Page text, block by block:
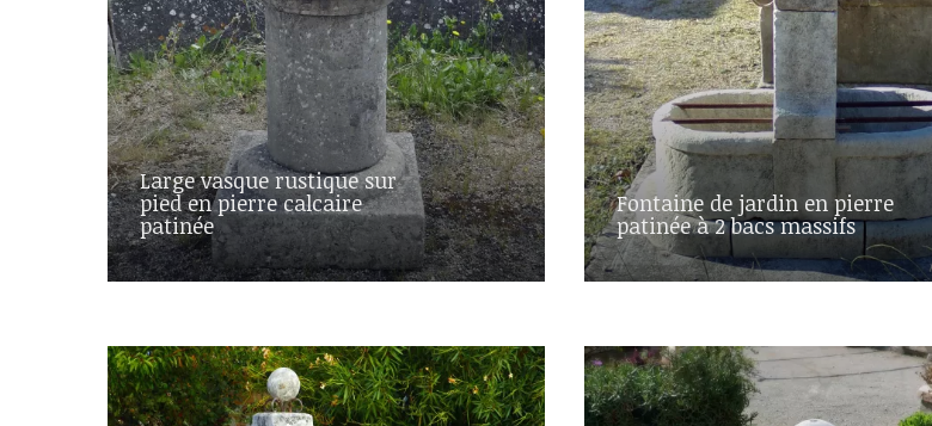
Large vasque rustique sur
pied en pierre calcaire
patinée
Fontaine de jardin en pierre
patinée à 2 bacs massifs